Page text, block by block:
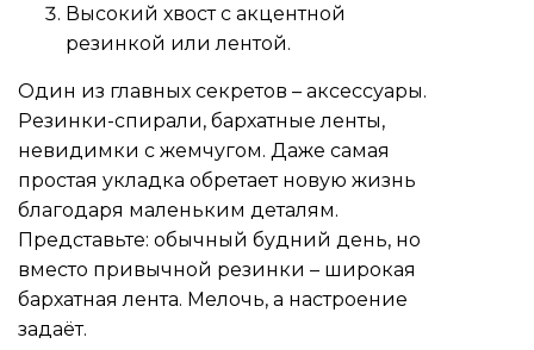
Высокий хвост с акцентной
резинкой или лентой.
Один из главных секретов – аксессуары.
Резинки-спирали, бархатные ленты,
невидимки с жемчугом. Даже самая
простая укладка обретает новую жизнь
благодаря маленьким деталям.
Представьте: обычный будний день, но
вместо привычной резинки – широкая
бархатная лента. Мелочь, а настроение
задаёт.